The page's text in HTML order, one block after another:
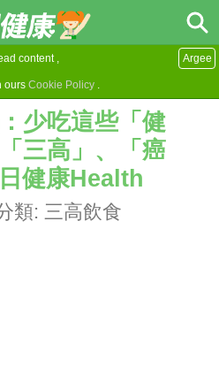
content ,
ours Cookie Policy .
Argee
少吃這些「健
三高」、「癌
健康Health
類: 三高飲食